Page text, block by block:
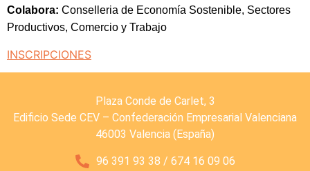
Colabora: Conselleria de Economía Sostenible, Sectores
Productivos, Comercio y Trabajo
INSCRIPCIONES
Plaza Conde de Carlet, 3
Edificio Sede CEV – Confederación Empresarial Valenciana
46003 Valencia (España)
96 391 93 38 / 674 16 09 06